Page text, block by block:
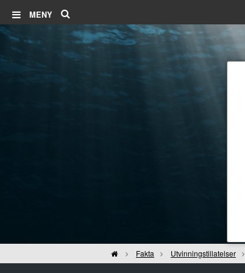
MENY
Hjem Fakta Utvinningstillatelser